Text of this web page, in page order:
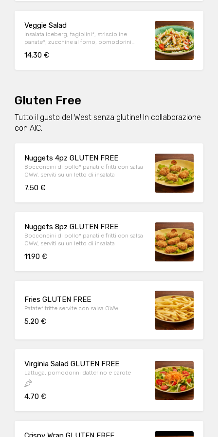
Veggie Salad
Insalata iceberg, fagiolini*, striscioline
panate*, zucchine al forno, pomodorini
dressing allo yogurt e origano.
14.30 €
Gluten Free
Tutto il gusto del West senza glutine! In collaborazione
con AIC.
Nuggets 4pz GLUTEN FREE
Bocconcini di pollo* panati e fritti con salsa
OWW, serviti su un letto di insalata
7.50 €
Nuggets 8pz GLUTEN FREE
Bocconcini di pollo* panati e fritti con salsa
OWW, serviti su un letto di insalata
11.90 €
Fries GLUTEN FREE
Patate* fritte servite con salsa OWW
5.20 €
Virginia Salad GLUTEN FREE
Lattuga, pomodorini datterino e carote
4.70 €